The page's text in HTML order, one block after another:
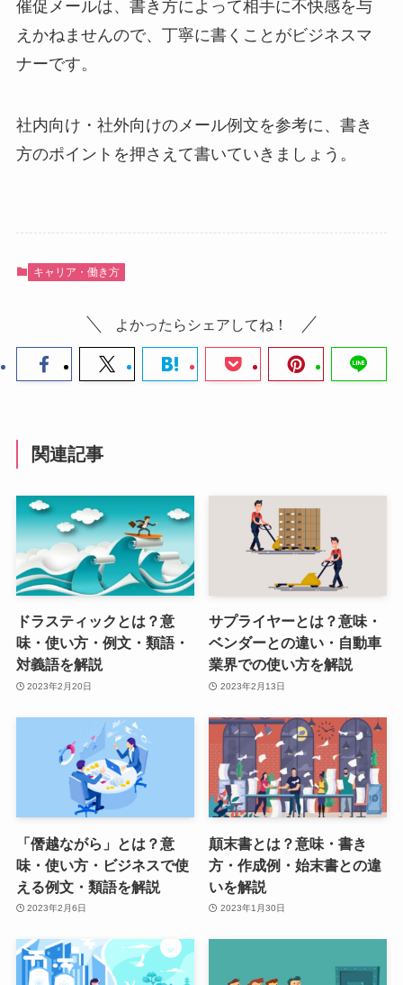
催促メールは、書き方によって相手に不快感を与
えかねませんので、丁寧に書くことがビジネスマ
ナーです。
社内向け・社外向けのメール例文を参考に、書き
方のポイントを押さえて書いていきましょう。
キャリア・働き方
よかったらシェアしてね！
関連記事
ドラスティックとは？意
味・使い方・例文・類語・
対義語を解説
2023年2月20日
サプライヤーとは？意味・
ベンダーとの違い・自動車
業界での使い方を解説
2023年2月13日
「僭越ながら」とは？意
味・使い方・ビジネスで使
える例文・類語を解説
2023年2月6日
顛末書とは？意味・書き
方・作成例・始末書との違
いを解説
2023年1月30日